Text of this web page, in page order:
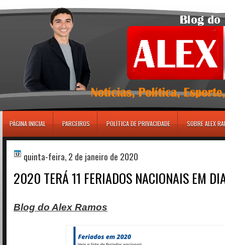
PÁGINA INICIAL PARCEIROS POLÍTICA DE PRIVACIDADE SOBRE ALEX
quinta-feira, 2 de janeiro de 2020
2020 TERÁ 11 FERIADOS NACIONAIS EM
Blog do Alex Ramos